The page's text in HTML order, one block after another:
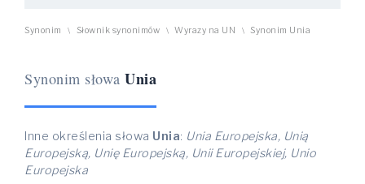
Synonim \ Słownik synonimów \ Wyrazy na UN \ Synonim Unia
Synonim słowa Unia
Inne określenia słowa Unia: Unia Europejska, Unią
Europejską, Unię Europejską, Unii Europejskiej, Unio
Europejska